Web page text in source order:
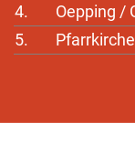
4.
Oepping /
5.